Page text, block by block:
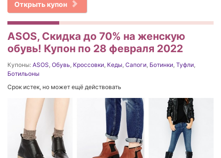
Открыть купон
ASOS, Скидка до 70% на женскую
обувь! Купон по 28 февраля 2022
Купоны: ASOS Обувь Кроссовки Кеды Сапоги Ботинки Туфли
Ботильоны
Срок истек, но может ещё действовать